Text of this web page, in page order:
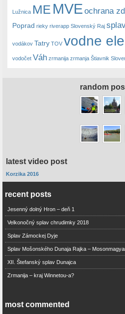
Lužnica ME MVE ochrana
Poprad rieky riverapp Slovenský Raj
vodákov Tatry TOV vodne
vodočet Váh zrmanija zrmanja Štiavnik
random
latest video post
Korzika 2016
recent posts
Jesenný dolný Hron – deň 1
Velkonočný splav chrudimky 2018
Splav Zámockej Dyje
Splav Mošonského Dunaja Rajka –
XII. Štefanský splav Dunajca
Zrmanija – kraj Winnetou-a?
most commented